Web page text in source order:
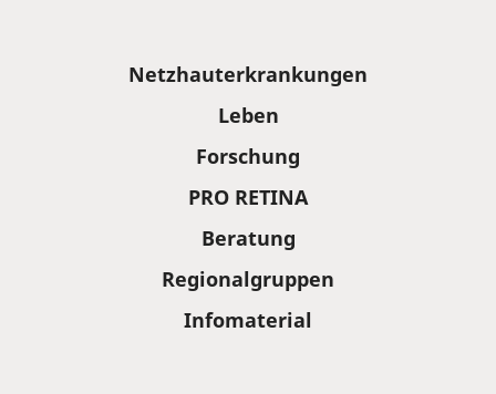
Netzhauterkrankungen
Leben
Forschung
PRO RETINA
Beratung
Regionalgruppen
Infomaterial